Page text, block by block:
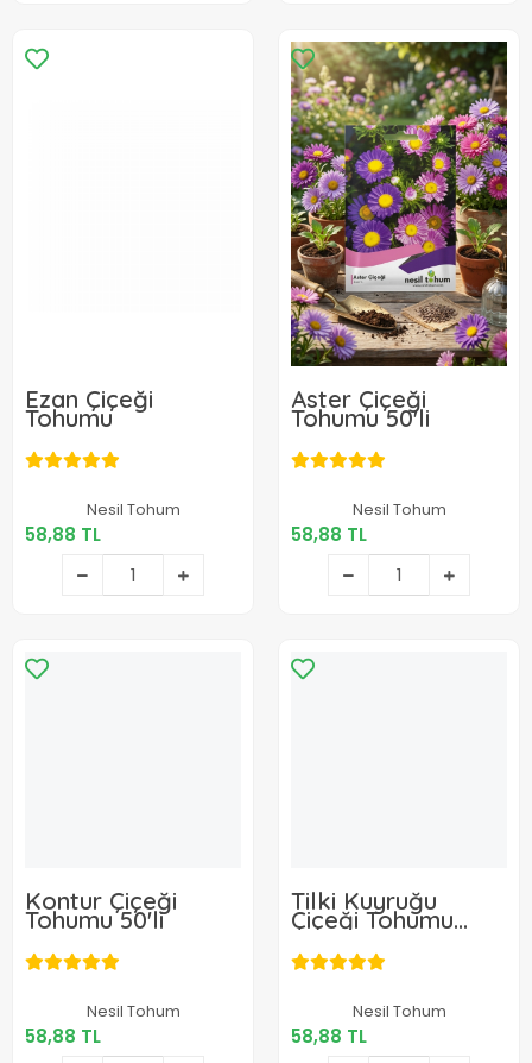
Ezan Çiçeği
Tohumu
Nesil Tohum
58,88 TL
58,88 TL
Sepete Ekle
Aster Çiçeği
Tohumu 50'li
Nesil Tohum
58,88 TL
58,88 TL
Sepete Ekle
Kontur Çiçeği
Tohumu 50'li
Nesil Tohum
58,88 TL
58,88 TL
Sepete Ekle
Tilki Kuyruğu
Çiçeği Tohumu
100'lü
Nesil Tohum
58,88 TL
58,88 TL
Sepete Ekle